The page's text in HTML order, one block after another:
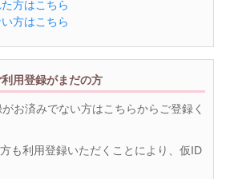
方はこちら
方はこちら
利用登録がまだの方
お済みでない方はこちらからご登録く
も利用登録いただくことにより、仮ID